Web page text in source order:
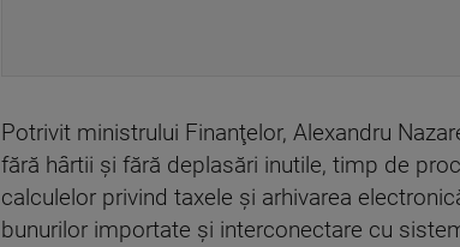
Potrivit ministrului Finanţelor, Alexandru
fără hârtii şi fără deplasări inutile, timp de
calculelor privind taxele şi arhivarea
bunurilor importate şi interconectare cu